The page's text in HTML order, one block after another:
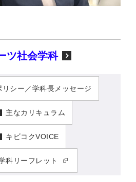
ツ社会学科
シー／学科長メッセージ
主なカリキュラム
キビコクVOICE
科リーフレット